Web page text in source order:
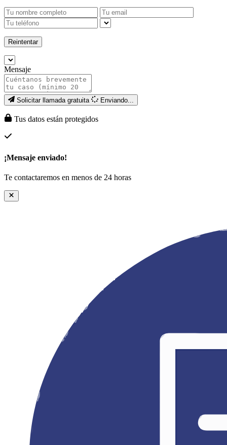
Reintentar
Mensaje
Solicitar llamada gratuita Enviando...
Tus datos están protegidos
¡Mensaje enviado!
Te contactaremos en menos de 24 horas